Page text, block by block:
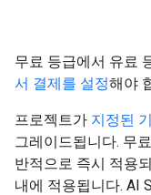
무료 등급에서 유료
서 결제를 설정해야
프로젝트가 지정된
그레이드됩니다. 무
반적으로 즉시 적용
내에 적용됩니다. AI